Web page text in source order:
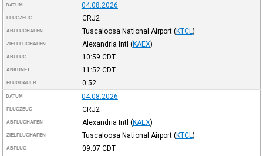
DATUM 04.08.2026
FLUGZEUG CRJ2
ABFLUGHAFEN Tuscaloosa National Airport (KTCL )
ZIELFLUGHAFEN Alexandria Intl (KAEX)
ABFLUG 10:59 CDT
ANKUNFT 11:52 CDT
FLUGDAUER 0:52
DATUM 04.08.2026
FLUGZEUG CRJ2
ABFLUGHAFEN Alexandria Intl (KAEX)
ZIELFLUGHAFEN Tuscaloosa National Airport (KTCL )
ABFLUG 09:07 CDT